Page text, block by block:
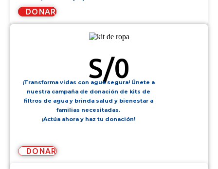
DONAR
S/0
¡Transforma vidas con agua segura! Únete a
nuestra campaña de donación de kits de
filtros de agua y brinda salud y bienestar a
familias necesitadas.
¡Actúa ahora y haz tu donación!
DONAR